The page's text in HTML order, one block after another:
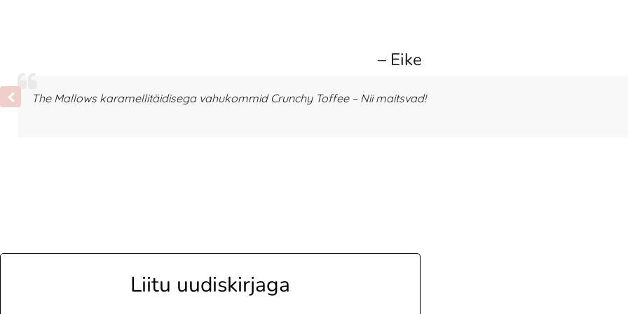
– Eike
The Mallows karamellitäidisega vahukommid Crunchy Toffee – Nii maitsvad!
Liitu uudiskirjaga